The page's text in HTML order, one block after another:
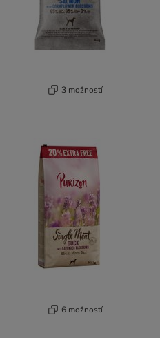
3 možností
6 možností